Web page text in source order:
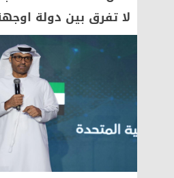
لا تفرق بين دولة